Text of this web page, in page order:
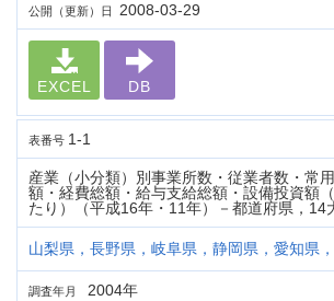
公開（更新）日 2008-03-29
EXCEL DB
表番号 1-1
産業（小分類）別事業所数・従業者数・常
額・経費総額・給与支給総額・設備投資額
たり）（平成16年・11年）－都道府県，14
山梨県，長野県，岐阜県，静岡県，愛知県
調査年月 2004年